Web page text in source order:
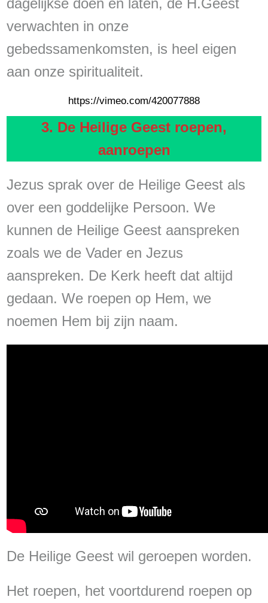
verwachten in onze
gebedssamenkomsten, is heel eigen
aan onze spiritualiteit.
https://vimeo.com/420077888
3. De Heilige Geest roepen,
aanroepen
Jezus sprak over de Heilige Geest als
over een goddelijke Persoon. We
kunnen de Heilige Geest aanspreken
zoals we de Vader en Jezus
aanspreken. De Kerk heeft dat altijd
gedaan. We roepen op Hem, we
noemen Hem bij zijn naam.
De Heilige Geest wil geroepen worden.
Het roepen, het voortdurend roepen op